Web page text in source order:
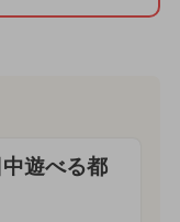
遊べる都